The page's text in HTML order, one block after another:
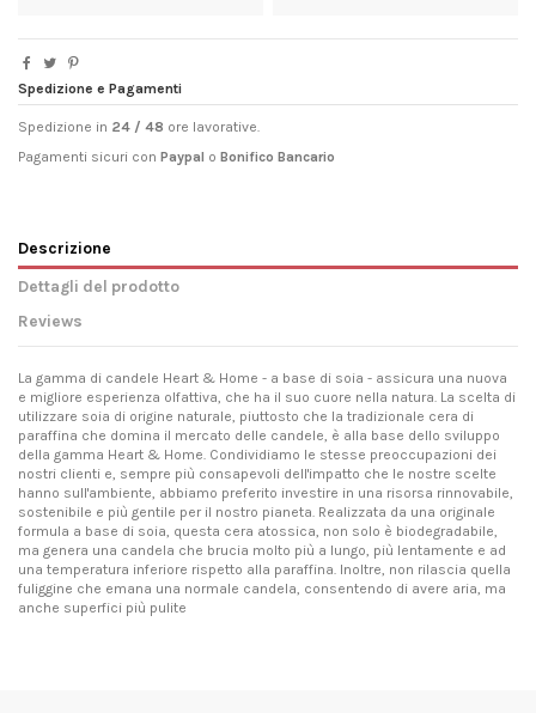
Spedizione e Pagamenti
Spedizione in 24 / 48 ore lavorative.
Pagamenti sicuri con Paypal o Bonifico Bancario
Descrizione
Dettagli del prodotto
Reviews
La gamma di candele Heart & Home - a base di soia - assicura una nuova
e migliore esperienza olfattiva, che ha il suo cuore nella natura. La scelta di
utilizzare soia di origine naturale, piuttosto che la tradizionale cera di
paraffina che domina il mercato delle candele, è alla base dello sviluppo
della gamma Heart & Home. Condividiamo le stesse preoccupazioni dei
nostri clienti e, sempre più consapevoli dell'impatto che le nostre scelte
hanno sull'ambiente, abbiamo preferito investire in una risorsa rinnovabile,
sostenibile e più gentile per il nostro pianeta. Realizzata da una originale
formula a base di soia, questa cera atossica, non solo è biodegradabile,
ma genera una candela che brucia molto più a lungo, più lentamente e ad
una temperatura inferiore rispetto alla paraffina. Inoltre, non rilascia quella
fuliggine che emana una normale candela, consentendo di avere aria, ma
anche superfici più pulite